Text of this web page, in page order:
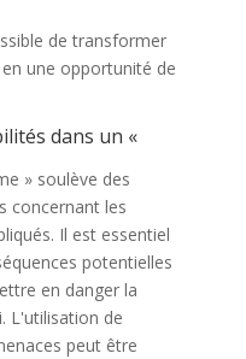
de transformer
une opportunité de
dans un «
» soulève des
concernant les
Il est essentiel
potentielles
en danger la
L'utilisation de
peut être